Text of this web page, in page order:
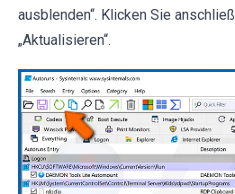
ausblenden“. Klicken Sie
„Aktualisieren“.